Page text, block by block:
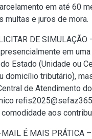
em até 60
multas e juros de mora.
DE
em
Estado (Unidade ou
domicílio tributário),
de Atendimento
aos
É MAIS PRÁTICA